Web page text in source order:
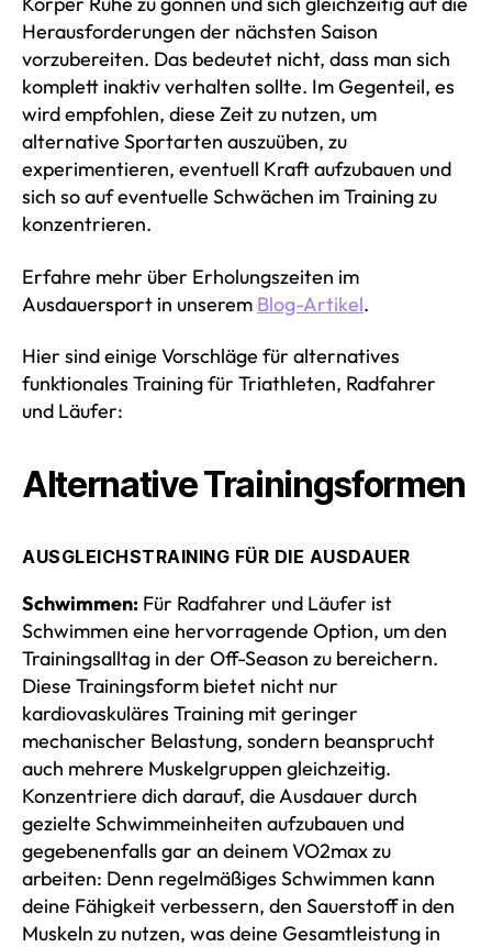
Herausforderungen der nächsten Saison
vorzubereiten. Das bedeutet nicht, dass man sich
komplett inaktiv verhalten sollte. Im Gegenteil, es
wird empfohlen, diese Zeit zu nutzen, um
alternative Sportarten auszuüben, zu
experimentieren, eventuell Kraft aufzubauen und
sich so auf eventuelle Schwächen im Training zu
konzentrieren.
Erfahre mehr über Erholungszeiten im
Ausdauersport in unserem Blog-Artikel.
Hier sind einige Vorschläge für alternatives
funktionales Training für Triathleten, Radfahrer
und Läufer:
Alternative Trainingsformen
AUSGLEICHSTRAINING FÜR DIE AUSDAUER
Schwimmen: Für Radfahrer und Läufer ist
Schwimmen eine hervorragende Option, um den
Trainingsalltag in der Off-Season zu bereichern.
Diese Trainingsform bietet nicht nur
kardiovaskuläres Training mit geringer
mechanischer Belastung, sondern beansprucht
auch mehrere Muskelgruppen gleichzeitig.
Konzentriere dich darauf, die Ausdauer durch
gezielte Schwimmeinheiten aufzubauen und
gegebenenfalls gar an deinem VO2max zu
arbeiten: Denn regelmäßiges Schwimmen kann
deine Fähigkeit verbessern, den Sauerstoff in den
Muskeln zu nutzen, was deine Gesamtleistung in